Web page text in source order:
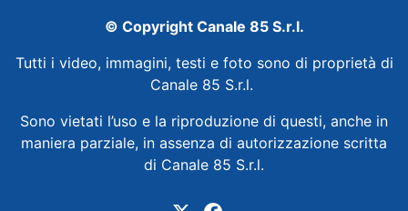
© Copyright Canale 85 S.r.l.
Tutti i video, immagini, testi e foto sono di proprietà di
Canale 85 S.r.l.
Sono vietati l’uso e la riproduzione di questi, anche in
maniera parziale, in assenza di autorizzazione scritta
di Canale 85 S.r.l.